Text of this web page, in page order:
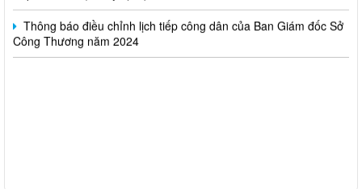
Thông báo điều chỉnh lịch tiếp công dân của Ban Giám đốc Sở
Công Thương năm 2024